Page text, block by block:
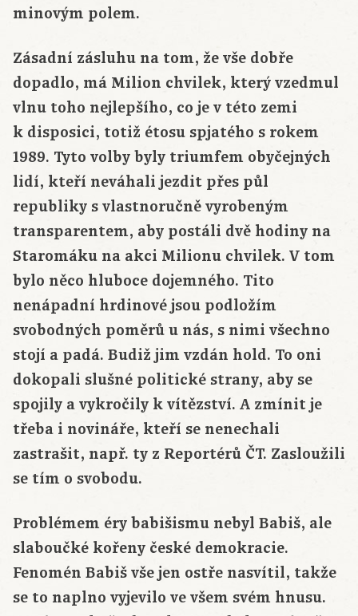
minovým polem.
Zásadní zásluhu na tom, že vše dobře
dopadlo, má Milion chvilek, který vzedmul
vlnu toho nejlepšího, co je v této zemi
k disposici, totiž étosu spjatého s rokem
1989. Tyto volby byly triumfem obyčejných
lidí, kteří neváhali jezdit přes půl
republiky s vlastnoručně vyrobeným
transparentem, aby postáli dvě hodiny na
Staromáku na akci Milionu chvilek. V tom
bylo něco hluboce dojemného. Tito
nenápadní hrdinové jsou podložím
svobodných poměrů u nás, s nimi všechno
stojí a padá. Budiž jim vzdán hold. To oni
dokopali slušné politické strany, aby se
spojily a vykročily k vítězství. A zmínit je
třeba i novináře, kteří se nenechali
zastrašit, např. ty z Reportérů ČT. Zasloužili
se tím o svobodu.
Problémem éry babišismu nebyl Babiš, ale
slaboučké kořeny české demokracie.
Fenomén Babiš vše jen ostře nasvítil, takže
se to naplno vyjevilo ve všem svém hnusu.